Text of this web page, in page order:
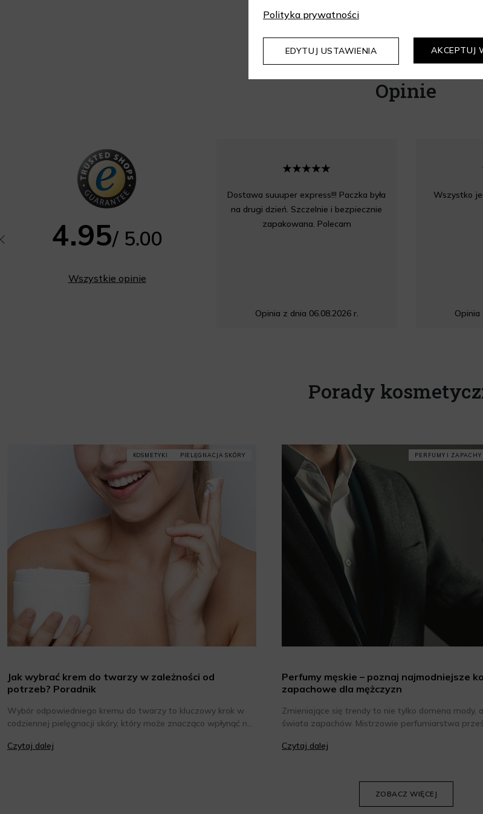
Opinie
4.95/ 5.00
Wszystkie opinie
Dostawa suuuper express!!! Paczka była
na drugi dzień. Szczelnie i bezpiecznie
zapakowana. Polecam
Opinia z dnia 06.08.2026 r.
Wszystko
Opinia
Porady
KOSMETYKI PIELĘGNACJA SKÓRY
Jak wybrać krem do twarzy w zależności od
potrzeb? Poradnik
Wybór odpowiedniego kremu do twarzy to kluczowy krok w
codziennej pielęgnacji skóry, który może znacząco wpłynąć na
kremów oraz wiedzieć, jak dopasować je do potrzeb własnej
Czytaj dalej
PERFUMY I ZAPACHY
Perfumy męskie – poznaj najmodniejsze
zapachowe dla mężczyzn
Zmieniające się trendy to nie tylko domena mody,
świata zapachów. Mistrzowie perfumiarstwa
kompozycji, dlatego co roku można liczyć na kilka
Czytaj dalej
ZOBACZ WIĘCEJ
Polityka prywatności
EDYTUJ USTAWIENIA AKCEPTUJ